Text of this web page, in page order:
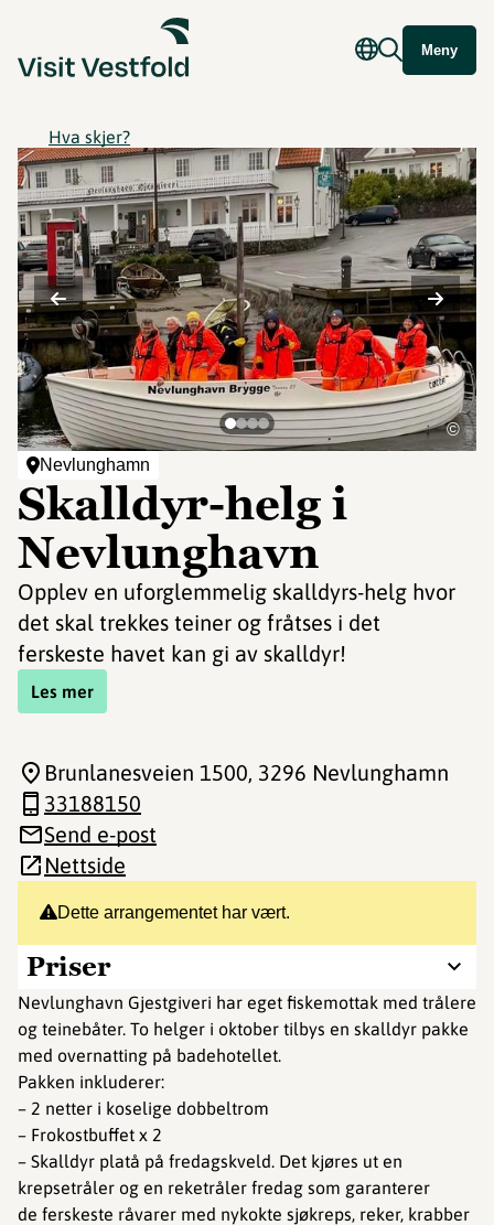
Meny
Hva skjer?
Nevlunghamn
Skalldyr-helg i
Nevlunghavn
Opplev en uforglemmelig skalldyrs-helg hvor
det skal trekkes teiner og fråtses i det
ferskeste havet kan gi av skalldyr!
Les mer
©
Dette arrangementet har vært.
Priser
Nevlunghavn Gjestgiveri har eget fiskemottak med trålere
og teinebåter. To helger i oktober tilbys en skalldyr pakke
med overnatting på badehotellet.
Pakken inkluderer:
– 2 netter i koselige dobbeltrom
– Frokostbuffet x 2
– Skalldyr platå på fredagskveld. Det kjøres ut en
krepsetråler og en reketråler fredag som garanterer
de ferskeste råvarer med nykokte sjøkreps, reker, krabber
Brunlanesveien 1500, 3296 Nevlunghamn
33188150
Send e-post
Nettside